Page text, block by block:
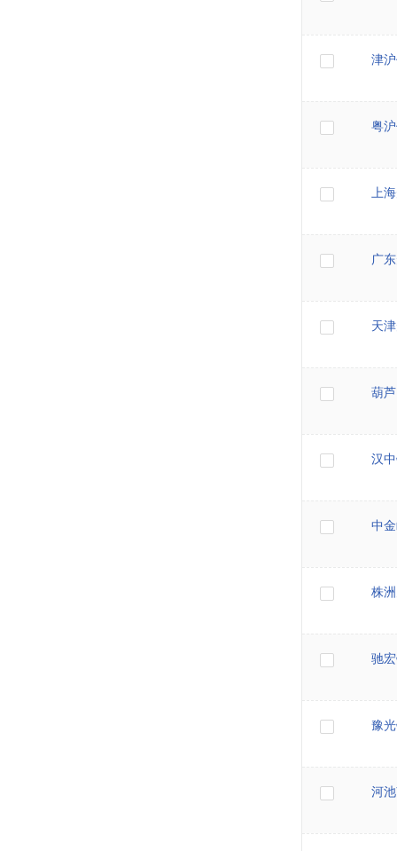
津
粤
上
广
天
葫
汉
中
株
驰
豫
河